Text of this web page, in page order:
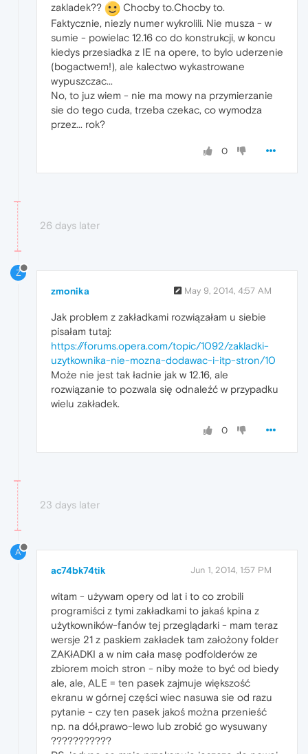
zakladek??
Chocby to.Chocby to.
Faktycznie, niezly numer wykrolili. Nie musza - w
sumie - powielac 12.16 co do konstrukcji, w koncu
kiedys przesiadka z IE na opere, to bylo uderzenie
(bogactwem!), ale kalectwo wykastrowane
wypuszczac...
No, to juz wiem - nie ma mowy na przymierzanie
sie do tego cuda, trzeba czekac, co wymodza
przez... rok?
0
26 days later
Z
zmonika May 9, 2014, 4:57 AM
Jak problem z zakładkami rozwiązałam u siebie
pisałam tutaj:
https://forums.opera.com/topic/1092/zakladki-
uzytkownika-nie-mozna-dodawac-i-itp-stron/10
Może nie jest tak ładnie jak w 12.16, ale
rozwiązanie to pozwala się odnaleźć w przypadku
wielu zakładek.
0
23 days later
A
ac74bk74tik Jun 1, 2014, 1:57 PM
witam - używam opery od lat i to co zrobili
programiści z tymi zakładkami to jakaś kpina z
użytkowników-fanów tej przeglądarki - mam teraz
wersje 21 z paskiem zakładek tam założony folder
ZAKłADKI a w nim cała masę podfolderów ze
zbiorem moich stron - niby może to być od biedy
ale, ale, ALE = ten pasek zajmuje większość
ekranu w górnej części wiec nasuwa sie od razu
pytanie - czy ten pasek jakoś można przenieść
np. na dół,prawo-lewo lub zrobić go wysuwany
???????????